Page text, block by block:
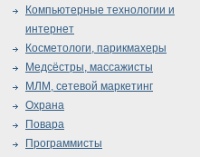
Компьютерные технологии и
интернет
Косметологи, парикмахеры
Медсёстры, массажисты
МЛМ, сетевой маркетинг
Охрана
Повара
Программисты